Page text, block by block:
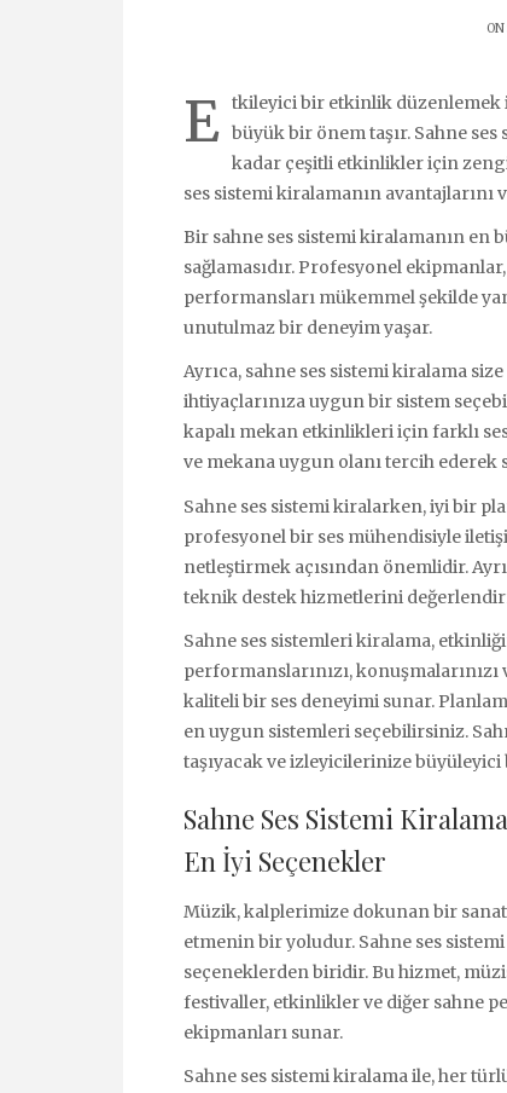
E tkileyici bir etkinlik düzenlemek
büyük bir önem taşır. Sahne
kadar çeşitli etkinlikler için
ses sistemi kiralamanın
Bir sahne ses sistemi kiralamanın en
sağlamasıdır. Profesyonel
performansları mükemmel şekilde
unutulmaz bir deneyim yaşar.
Ayrıca, sahne ses sistemi kiralama
ihtiyaçlarınıza uygun bir sistem
kapalı mekan etkinlikleri için farklı
ve mekana uygun olanı tercih
Sahne ses sistemi kiralarken, iyi bir
profesyonel bir ses mühendisiyle
netleştirmek açısından önemlidir.
teknik destek hizmetlerini
Sahne ses sistemleri kiralama,
performanslarınızı,
kaliteli bir ses deneyimi sunar.
en uygun sistemleri seçebilirsiniz.
taşıyacak ve izleyicilerinize
Sahne Ses Sistemi
En İyi Seçenekler
Müzik, kalplerimize dokunan bir
etmenin bir yoludur. Sahne ses
seçeneklerden biridir. Bu hizmet,
festivaller, etkinlikler ve diğer sahne
ekipmanları sunar.
Sahne ses sistemi kiralama ile, her